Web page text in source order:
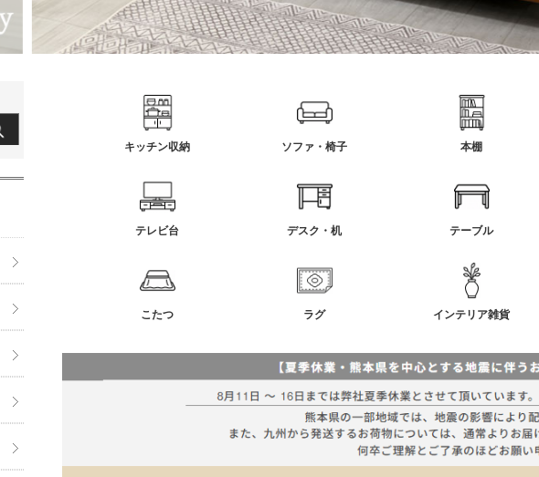
キッチン収納 ソファ・椅子 本棚
テレビ台 デスク・机 テーブル
こたつ ラグ インテリア雑貨